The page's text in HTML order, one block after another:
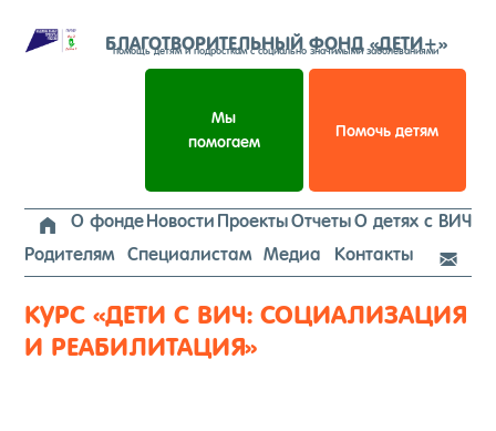
к
содержимому
БЛАГОТВОРИТЕЛЬНЫЙ ФОНД «ДЕТИ+»
помощь детям и подросткам с социально значимыми заболеваниями
Мы
помогаем
Помочь детям
 О фондеНовости ПроектыОтчетыО детях с ВИЧ
Родителям
Специалистам Медиа Контакты 
КУРС «ДЕТИ С ВИЧ: СОЦИАЛИЗАЦИЯ
И РЕАБИЛИТАЦИЯ»